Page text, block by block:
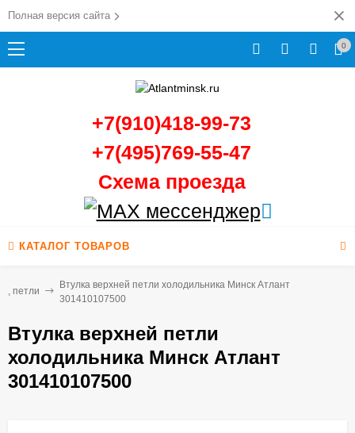
Полная версия сайта
0
+7(910)418-99-73
+7(495)769-55-47
Схема проезда
КАТАЛОГ ТОВАРОВ
петли
Втулка верхней петли холодильника Минск Атлант
301410107500
Втулка верхней петли
холодильника Минск Атлант
301410107500